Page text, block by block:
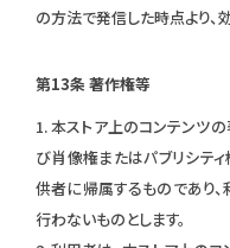
の方法で発信した時点より、
第13条 著作権等
1. 本ストア上のコンテンツ
び肖像権またはパブリシテ
供者に帰属するものであり
行わないものとします。